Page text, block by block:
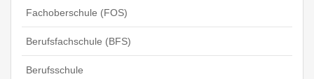
Fachoberschule (FOS)
Berufsfachschule (BFS)
Berufsschule